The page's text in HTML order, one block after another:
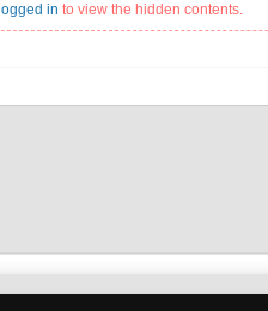
logged in to view the hidden contents.